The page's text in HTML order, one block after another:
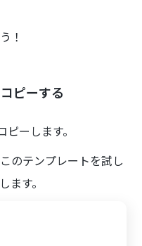
！
ピーする
ーします。
のテンプレートを試し
ます。